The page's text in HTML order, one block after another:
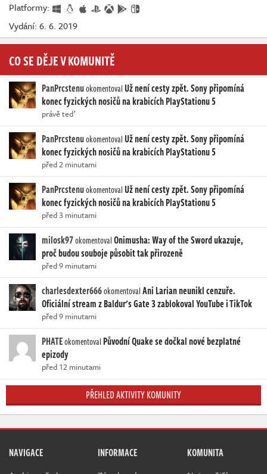
Platformy:
Vydání: 6. 6. 2019
CO SE DĚJE V KOMUNITĚ
PanPrcstenuokomentovalUž není cesty zpět. Sony připomíná
konec fyzických nosičů na krabicích PlayStationu 5
právě teď
PanPrcstenuokomentovalUž není cesty zpět. Sony připomíná
konec fyzických nosičů na krabicích PlayStationu 5
před 2 minutami
PanPrcstenuokomentovalUž není cesty zpět. Sony připomíná
konec fyzických nosičů na krabicích PlayStationu 5
před 3 minutami
milosk97okomentovalOnimusha: Way of the Sword ukazuje,
proč budou souboje působit tak přirozeně
před 9 minutami
charlesdexter666okomentovalAni Larian neunikl cenzuře.
Oficiální stream z Baldur's Gate 3 zablokoval YouTube i TikTok
před 9 minutami
PHATEokomentoval Původní Quake se dočkal nové bezplatné
epizody
před 12 minutami
PŘEHLED AKTIVITY KOMUNITY
NAVIGACE INFORMACE KOMUNITA